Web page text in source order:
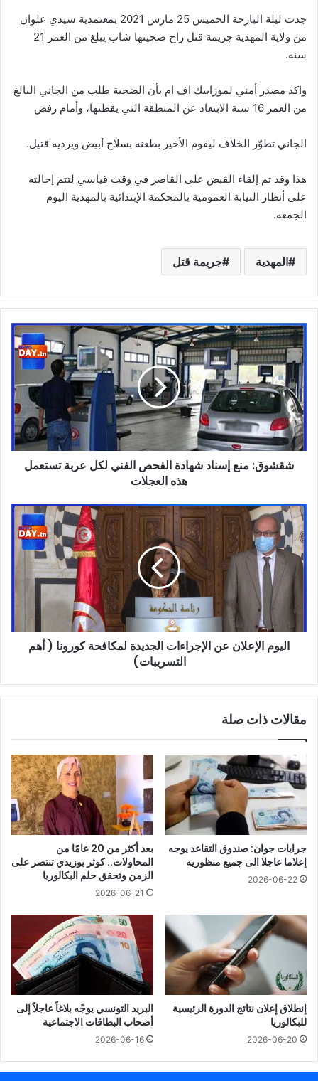
جدت ليلة البارحة الخميس 25 مارس 2021 بمعتمدية سيدي علوان
من ولاية المهدية جريمة قتل راح ضحيتها شاب يبلغ من العمر 21
سنة.
واكد مصدر أمني لموزاييك اف ام بأن الضحية طلب من الجاني البالغ
من العمر 16 سنة الابتعاد عن المنطقة التي يقطنها، وأمام رفض
الجاني تطوّر الخلاف ليقوم الأخير بطعنه بسلاح أبيض ويرديه قتيل.
هذا وقد تم إلقاء القبض على القاصر في وقت قياسي لتتم إحالته
على أنظار النيابة العمومية بالمحكمة الإبتدائية بالمهدية اليوم
الجمعة.
المهدية جريمة قتل
شقشوق:
منع
إسناد
شهادة
الفحص
الفني
لكل
عربة
تستعمل
هذهشقشوق: منع إسناد شهادة الفحص الفني لكل عربة تستعمل
هذه العجلات
اليوم
الإعلان
عن
الإجراءات
الجديدة
لمكافحة
أهم
التسريبات)
اليوم الإعلان عن الإجراءات الجديدة لمكافحة كورونا ( أهم
التسريبات)
مقالات ذات صلة
جرايات جوان: صندوق التقاعد يوجه
إعلاما عاجلا الى جميع منظوريه
2026-06-22
بعد أكثر من 20 عامًا من
المحاولات.. كوثر بوزيدي تنتصر على
الزمن وتحقق حلم البكالوريا
2026-06-21
إنطلاق إعلان نتائج الدورة الرئيسية
للبكالوريا
2026-06-20
البريد التونسي يوجّه بلاغاً عاجلاً إلى
أصحاب البطاقات الاجتماعية
2026-06-16